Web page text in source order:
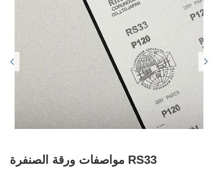
 
مواصفات ورقة الصنفرة RS33